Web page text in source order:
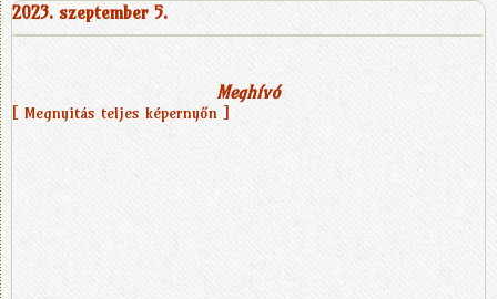
2023. szeptember 5.
Meghívó
[ Megnyitás teljes képernyőn ]